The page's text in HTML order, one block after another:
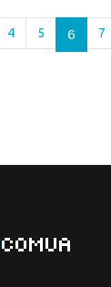
4 5 6 7
COMUA